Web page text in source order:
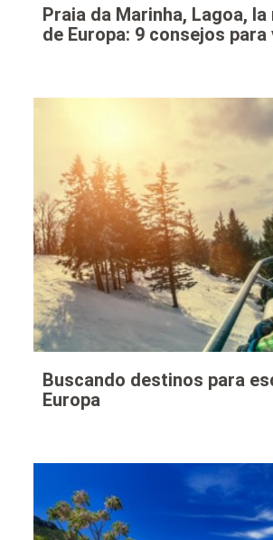
Praia da Marinha, Lagoa,
de Europa: 9 consejos
Buscando destinos para
Europa